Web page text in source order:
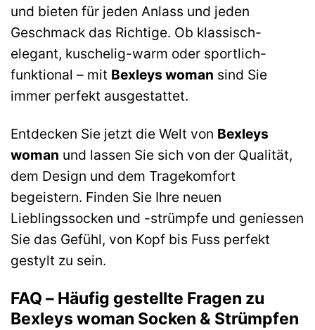
und bieten für jeden Anlass und jeden
Geschmack das Richtige. Ob klassisch-
elegant, kuschelig-warm oder sportlich-
funktional – mit Bexleys woman sind Sie
immer perfekt ausgestattet.
Entdecken Sie jetzt die Welt von Bexleys
woman und lassen Sie sich von der Qualität,
dem Design und dem Tragekomfort
begeistern. Finden Sie Ihre neuen
Lieblingssocken und -strümpfe und geniessen
Sie das Gefühl, von Kopf bis Fuss perfekt
gestylt zu sein.
FAQ – Häufig gestellte Fragen zu
Bexleys woman Socken & Strümpfen